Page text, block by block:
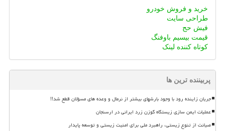
خرید و فروش خودرو
طراحی سایت
فیش حج
قیمت بیسیم باوفنگ
کوتاه کننده لینک
پربیننده ترین ها
جریان زاینده رود با وجود بارشهای بیشتر از نرمال و وعده های مسؤلان قطع شد!!
عملیات ایمن سازی زیستگاه گوزن زرد ایرانی در ارسنجان
صیانت از تنوع زیستی، راهبرد ملی برای امنیت زیستی و توسعه پایدار